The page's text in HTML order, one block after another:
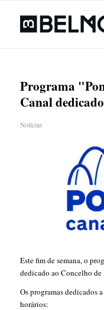
Programa
Canal
Notícias
Este fim de semana, o
dedicado ao Concelho
Os programas dedicados
horários: